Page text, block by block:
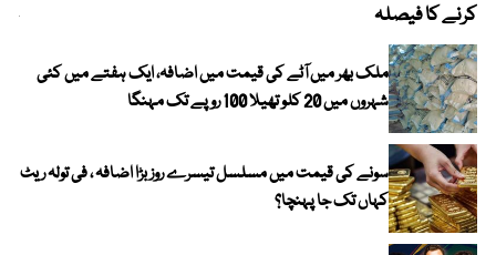
کرنے کا فیصلہ
ملک بھر میں آٹے کی قیمت میں اضافہ، ایک ہفتے میں کئی
شہروں میں 20 کلو تھیلا 100 روپے تک مہنگا
سونے کی قیمت میں مسلسل تیسرے روز بڑا اضافہ ، فی تولہ ریٹ
کہاں تک جا پہنچا؟